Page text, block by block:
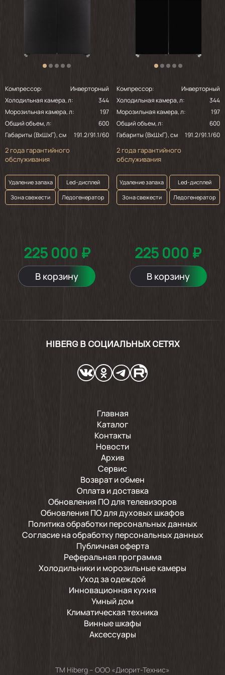
Компрессор:
Инверторный
Холодильная камера, л:
344
Морозильная камера, л:
197
Общий объем, л:
600
Габариты (ВхШхГ), см
191.2/91.1/60
2 года гарантийного
обслуживания
Удаление запаха
Led-дисплей
Зона свежести
Ледогенератор
225 000 ₽
В корзину
Компрессор:
Инверторный
Холодильная камера, л:
344
Морозильная камера, л:
197
Общий объем, л:
600
Габариты (ВхШхГ), см
191.2/91.1/60
2 года гарантийного
обслуживания
Удаление запаха
Led-дисплей
Зона свежести
Ледогенератор
225 000 ₽
В корзину
HIBERG В СОЦИАЛЬНЫХ СЕТЯХ
Главная
Каталог
Контакты
Новости
Архив
Сервис
Возврат и обмен
Оплата и доставка
Обновления ПО для телевизоров
Обновления ПО для духовых шкафов
Политика обработки персональных данных
Согласие на обработку персональных данных
Публичная оферта
Реферальная программа
Холодильники и морозильные камеры
Уход за одеждой
Инновационная кухня
Умный дом
Климатическая техника
Винные шкафы
Аксессуары
TM Hiberg – ООО «Диорит-Технис»